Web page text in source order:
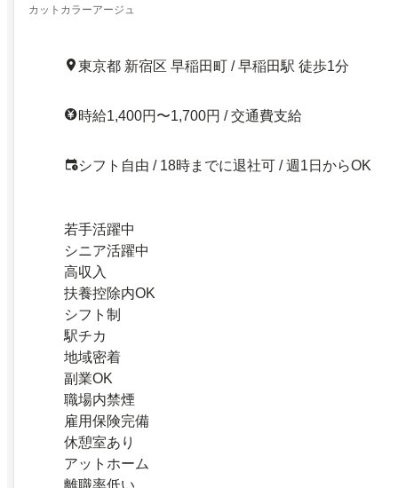
OK
カットカラーアージュ
東京都 新宿区 早稲田町 / 早稲田駅 徒歩1分
時給1,400円〜1,700円 / 交通費支給
シフト自由 / 18時までに退社可 / 週1日からOK
若手活躍中
シニア活躍中
高収入
扶養控除内OK
シフト制
駅チカ
地域密着
副業OK
職場内禁煙
雇用保険完備
休憩室あり
アットホーム
離職率低い